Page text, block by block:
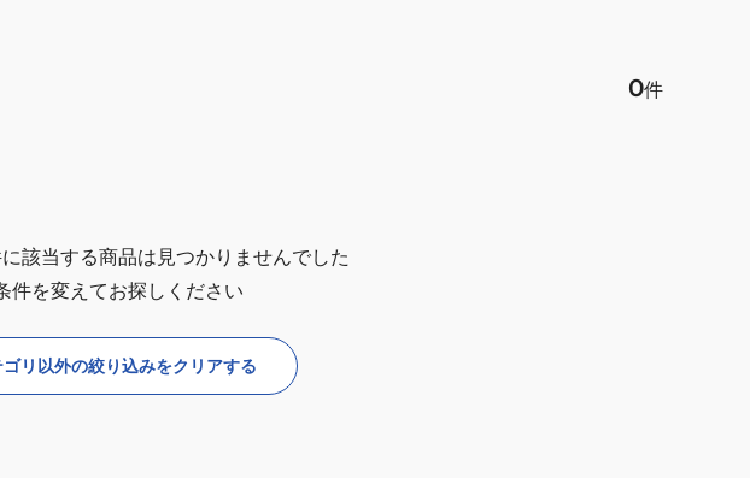
0件
該当する商品は見つかりませんでした
件を変えてお探しください
ゴリ以外の絞り込みをクリアする